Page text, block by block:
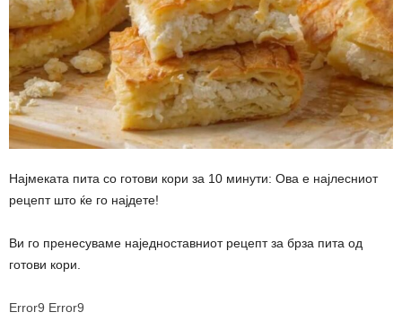
Најмеката пита со готови кори за 10 минути: Ова е најлесниот
рецепт што ќе го најдете!
Ви го пренесуваме наједноставниот рецепт за брза пита од
готови кори.
Error9 Error9